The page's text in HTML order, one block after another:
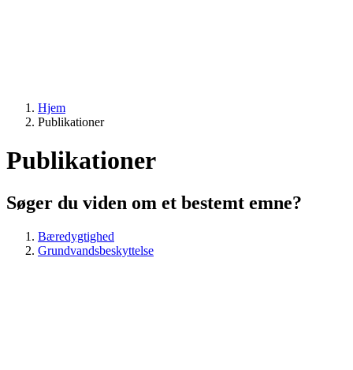
Hjem
Publikationer
Publikationer
Søger du viden om et bestemt emne?
Bæredygtighed
Grundvandsbeskyttelse